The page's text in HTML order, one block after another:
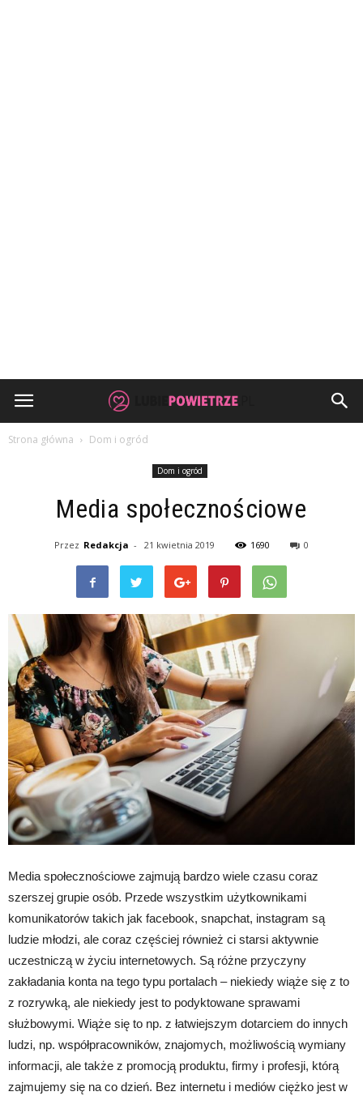
Strona główna Dom i ogród
Dom i ogród
Media społecznościowe
Przez Redakcja - 21 kwietnia 2019 1690 0
Media społecznościowe zajmują bardzo wiele czasu coraz
szerszej grupie osób. Przede wszystkim użytkownikami
komunikatorów takich jak facebook, snapchat, instagram są
ludzie młodzi, ale coraz częściej również ci starsi aktywnie
uczestniczą w życiu internetowych. Są różne przyczyny
zakładania konta na tego typu portalach – niekiedy wiąże się z to
z rozrywką, ale niekiedy jest to podyktowane sprawami
służbowymi. Wiąże się to np. z łatwiejszym dotarciem do innych
ludzi, np. współpracowników, znajomych, możliwością wymiany
informacji, ale także z promocją produktu, firmy i profesji, którą
zajmujemy się na co dzień. Bez internetu i mediów ciężko jest w